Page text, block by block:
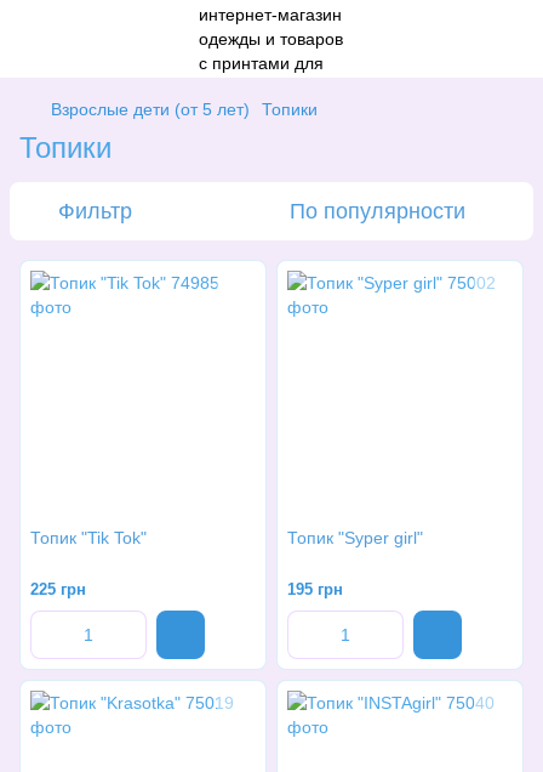
Взрослые дети (от 5 лет) Топики
Топики
Фильтр По популярности
Топик "Tik Tok"
225 грн
Топик "Syper girl"
195 грн